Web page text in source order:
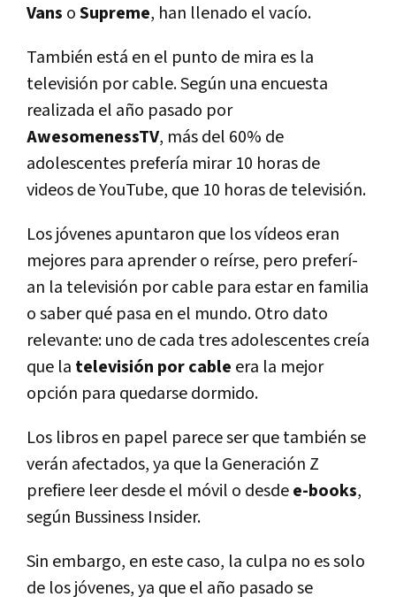
Vans oSupreme, han llenado el vací­o.
También está en el punto de mira es la
televisión por cable. Según una encuesta
realizada el año pasado por
AwesomenessTV, más del 60% de
adolescentes preferí­a mirar 10 horas de
videos de YouTube, que 10 horas de televisión.
Los jóvenes apuntaron que los ví­deos eran
mejores para aprender o reí­rse, pero preferí­
an la televisión por cable para estar en familia
o saber qué pasa en el mundo. Otro dato
relevante: uno de cada tres adolescentes creí­a
que la televisión por cable era la mejor
opción para quedarse dormido.
Los libros en papel parece ser que también se
verán afectados, ya que la Generación Z
prefiere leer desde el móvil o desdee-books,
según Bussiness Insider.
Sin embargo, en este caso, la culpa no es solo
de los jóvenes, ya que el año pasado se